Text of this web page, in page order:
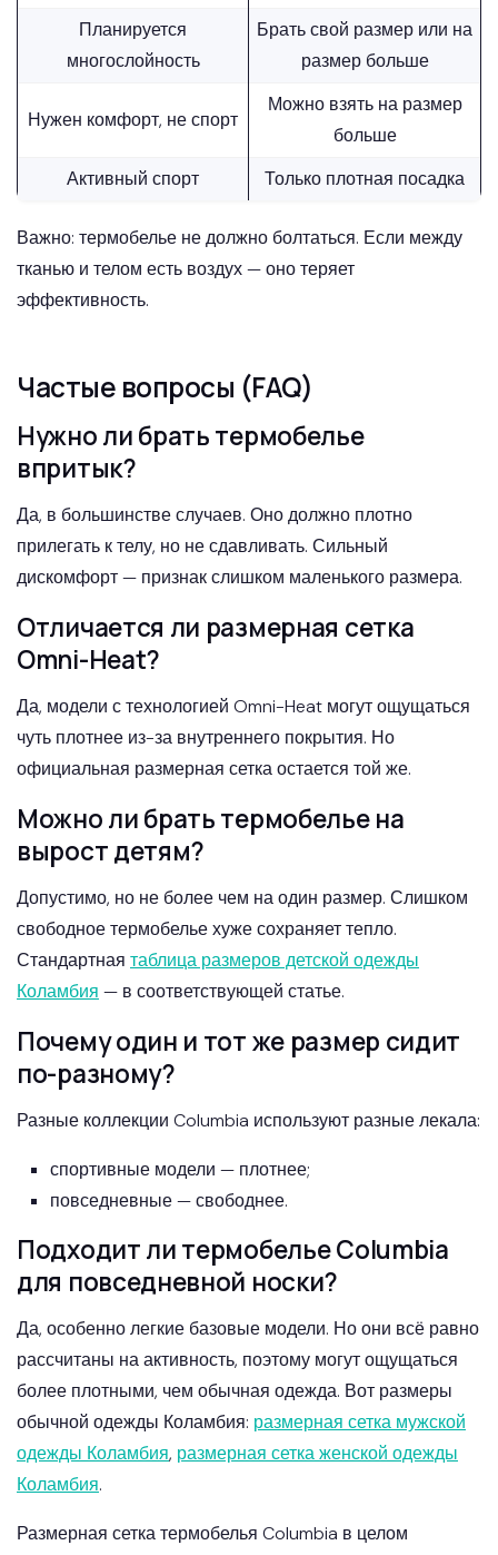
Планируется
многослойность
Брать свой размер или на
размер больше
Нужен комфорт, не спорт
Можно взять на размер
больше
Активный спорт
Только плотная посадка
Важно: термобелье не должно болтаться. Если между
тканью и телом есть воздух — оно теряет
эффективность.
Частые вопросы (FAQ)
Нужно ли брать термобелье
впритык?
Да, в большинстве случаев. Оно должно плотно
прилегать к телу, но не сдавливать. Сильный
дискомфорт — признак слишком маленького размера.
Отличается ли размерная сетка
Omni-Heat?
Да, модели с технологией Omni-Heat могут ощущаться
чуть плотнее из-за внутреннего покрытия. Но
официальная размерная сетка остается той же.
Можно ли брать термобелье на
вырост детям?
Допустимо, но не более чем на один размер. Слишком
свободное термобелье хуже сохраняет тепло.
Стандартная таблица размеров детской одежды
Коламбия — в соответствующей статье.
Почему один и тот же размер сидит
по-разному?
Разные коллекции Columbia используют разные лекала:
спортивные модели — плотнее;
повседневные — свободнее.
Подходит ли термобелье Columbia
для повседневной носки?
Да, особенно легкие базовые модели. Но они всё равно
рассчитаны на активность, поэтому могут ощущаться
более плотными, чем обычная одежда. Вот размеры
обычной одежды Коламбия: размерная сетка мужской
одежды Коламбия, размерная сетка женской одежды
Коламбия.
Размерная сетка термобелья Columbia в целом